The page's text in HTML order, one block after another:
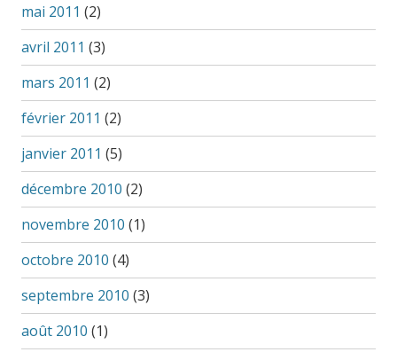
mai 2011 (2)
avril 2011 (3)
mars 2011 (2)
février 2011 (2)
janvier 2011 (5)
décembre 2010 (2)
novembre 2010 (1)
octobre 2010 (4)
septembre 2010 (3)
août 2010 (1)